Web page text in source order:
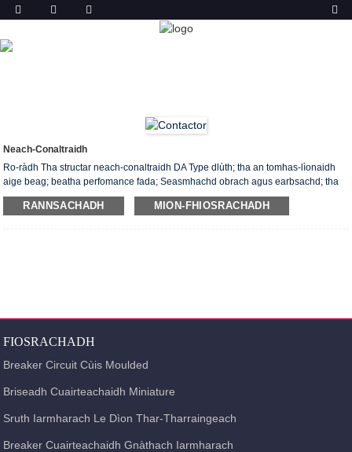
TORADH
Neach-Conaltraidh
Ro-ràdh Tha structar neach-conaltraidh DA Type dlùth; tha an tomhas-lìonaidh
aige beag; beatha perfomance fada; Seasmhachd obrach agus earbsachd; tha
an stàladh furasta a chumail suas. Tha soirbheasan luchd-cuideachaidh pailt a
’coinneachadh ris na diofar fheumalachdan margaidh. Tha e air a chur an sàs sa
RANNSACHADH MION-FHIOSRACHADH
FIOSRACHADH
Breaker Circuit Cùis Moulded
Briseadh Cuairteachaidh Miniature
Sruth Iarmharach Le Dìon Thar-Tharraingeach
Breaker Cuairteachaidh Gnàthach Iarmharach